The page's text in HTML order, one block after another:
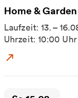
Home & Garden
Laufzeit: 13. –
Uhrzeit: 10:00 Uhr
Zum Event: